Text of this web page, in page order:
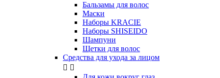
Бальзамы для волос
Маски
Наборы KRACIE
Наборы SHISEIDO
Шампуни
Щетки для волос
Средства для ухода за лицом
 